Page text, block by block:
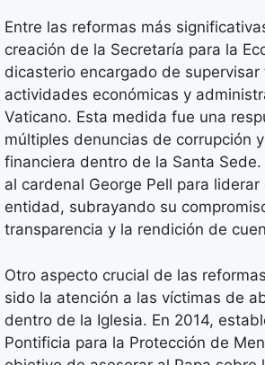
Entre las reformas más
creación de la Secretaría para la
dicasterio encargado de supervisar
actividades económicas y
Vaticano. Esta medida fue una
múltiples denuncias de corrupción
financiera dentro de la Santa
al cardenal George Pell para liderar
entidad, subrayando su
transparencia y la rendición de
Otro aspecto crucial de las
sido la atención a las víctimas de
dentro de la Iglesia. En 2014,
Pontificia para la Protección de